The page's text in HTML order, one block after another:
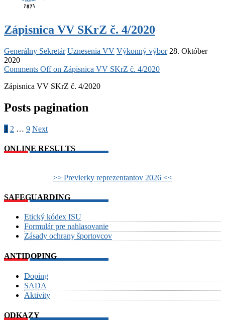
Zápisnica VV SKrZ č. 4/2020
Generálny Sekretár Uznesenia VV Výkonný výbor 28. Október
2020
Comments Offon Zápisnica VV SKrZ č. 4/2020
Zápisnica VV SKrZ č. 4/2020
Posts pagination
1 2 … 9 Next
ONLINE RESULTS
>> Previerky reprezentantov 2026 <<
SAFEGUARDING
Etický kódex ISU
Formulár pre nahlasovanie
Zásady ochrany športovcov
ANTIDOPING
Doping
SADA
Aktivity
ODKAZY